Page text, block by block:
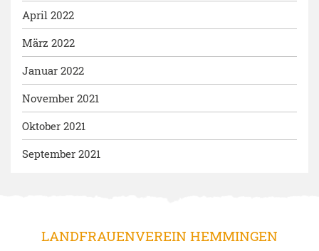
April 2022
März 2022
Januar 2022
November 2021
Oktober 2021
September 2021
LANDFRAUENVEREIN HEMMINGEN